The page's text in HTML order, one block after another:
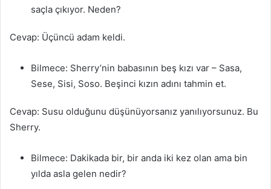
saçla çıkıyor. Neden?
Cevap: Üçüncü adam keldi.
Bilmece: Sherry’nin babasının beş kızı var – Sasa,
Sese, Sisi, Soso. Beşinci kızın adını tahmin et.
Cevap: Susu olduğunu düşünüyorsanız yanılıyorsunuz. Bu
Sherry.
Bilmece: Dakikada bir, bir anda iki kez olan ama bin
yılda asla gelen nedir?